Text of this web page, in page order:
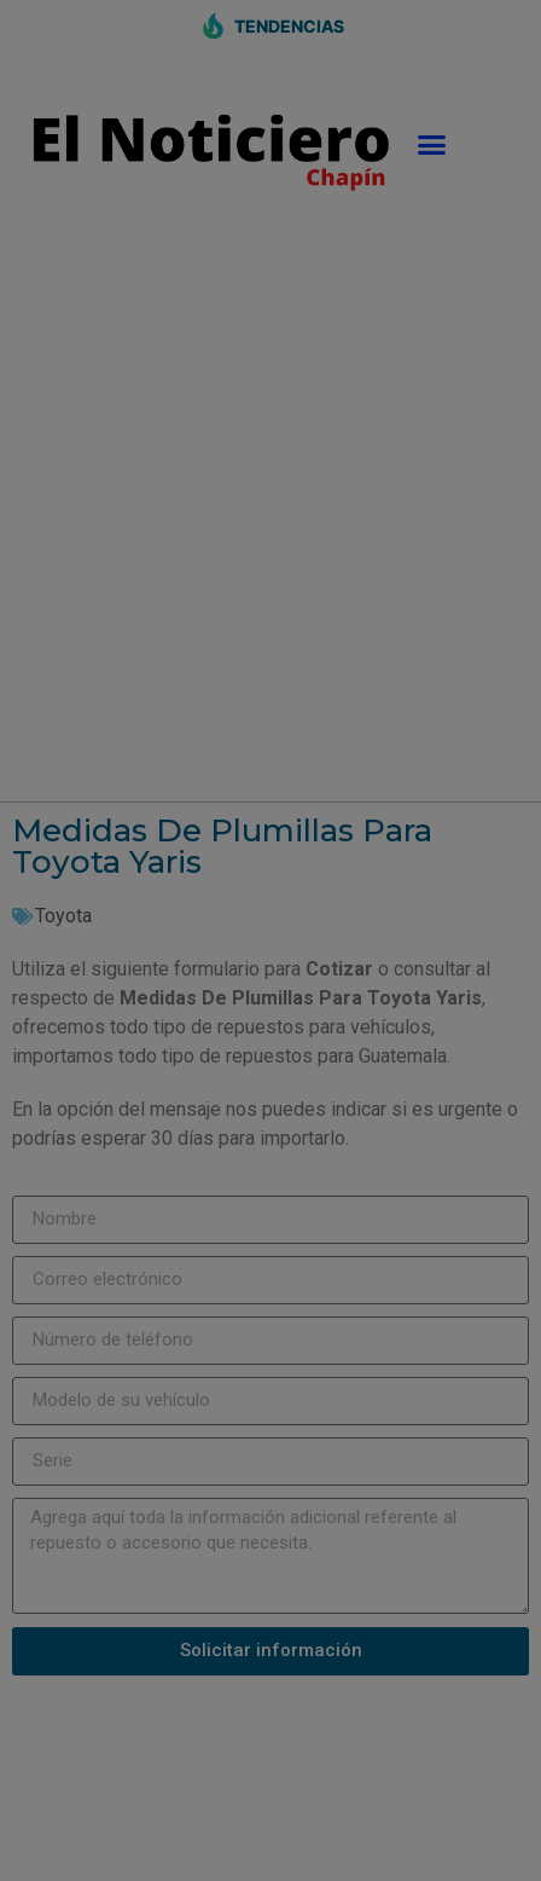
TENDENCIAS
Medidas De Plumillas Para
Toyota Yaris
Toyota
Utiliza el siguiente formulario para Cotizar o consultar al
respecto de Medidas De Plumillas Para Toyota Yaris,
ofrecemos todo tipo de repuestos para vehículos,
importamos todo tipo de repuestos para Guatemala.
En la opción del mensaje nos puedes indicar si es urgente o
podrías esperar 30 días para importarlo.
Solicitar información